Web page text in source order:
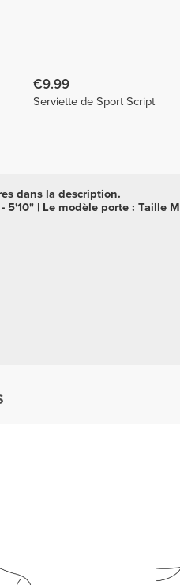
€9.99
Serviette de Sport Script
dans la description.
5'10" | Le modèle porte : Taille M